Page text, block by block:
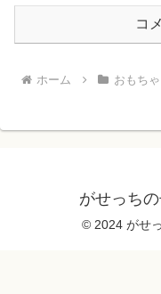
コ
ホーム おもちゃ
がせっち
© 2024 がせ